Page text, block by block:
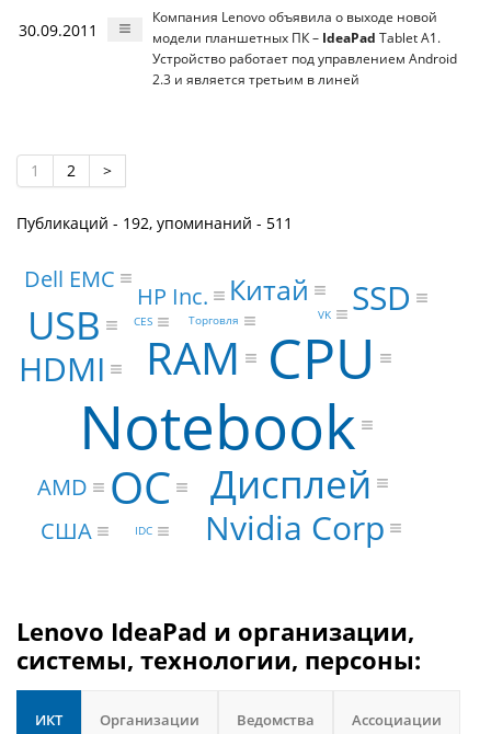
30.09.2011
Компания Lenovo объявила о выходе новой
модели планшетных ПК – IdeaPad Tablet A1.
Устройство работает под управлением Android
2.3 и является третьим в линей
1 2 >
Публикаций - 192, упоминаний - 511
Notebook
CPU
RAM
ОС Дисплей
USB
HDMI
Nvidia Corp
SSD
Китай
AMD
HP Inc.
США
Dell EMC
IDC
Торговля
CES VK
Lenovo IdeaPad и организации,
системы, технологии, персоны:
ИКТ Организации Ведомства Ассоциации